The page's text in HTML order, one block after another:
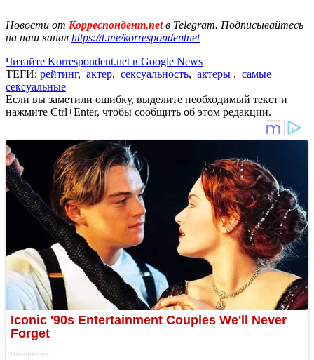
Новости от Корреспондент.netв Telegram. Подписывайтесь
на наш канал https://t.me/korrespondentnet
Читайте Korrespondent.net в Google News
ТЕГИ: рейтинг, актер, сексуальность, актеры , самые
сексуальные
Если вы заметили ошибку, выделите необходимый текст и
нажмите Ctrl+Enter, чтобы сообщить об этом редакции.